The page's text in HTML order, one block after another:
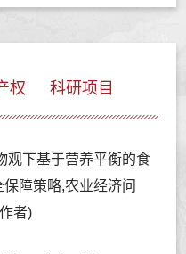
权 科研项目
观下基于营养平衡的食
障策略,农业经济问
者)